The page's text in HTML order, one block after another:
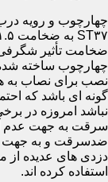
چهارچوب و رویه
ضخامت تأثیر
چهارچوب ساخته
نصب برای نصاب به
گونه ای باشد که
نباشد امروزه در
سرقت به جهت عدم
ضدسرقت و به جهت
دزدی های عدیده
استفاده کرده اند.